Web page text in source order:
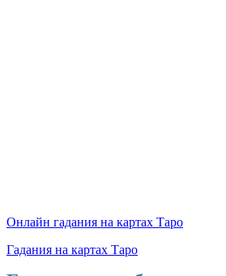
Онлайн гадания на картах Таро
Гадания на картах Таро